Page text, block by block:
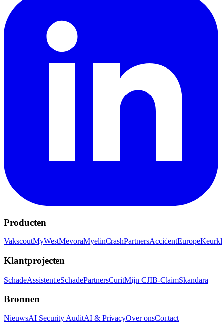
Producten
VakscoutMyWestMevoraMyelinCrashPartnersAccidentEurope
Klantprojecten
SchadeAssistentieSchadePartnersCuritMijn CJIB-ClaimSkandara
Bronnen
NieuwsAI Security AuditAI & PrivacyOver onsContact